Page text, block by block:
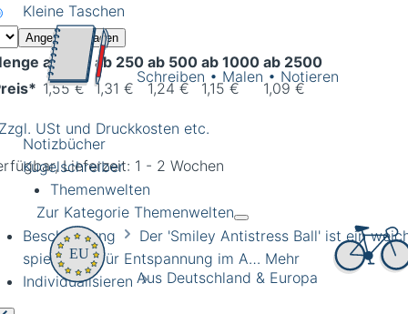
Kleine Taschen
Schreiben • Malen • Notieren
Notizbücher
Kugelschreiber
Themenwelten
Zur Kategorie Themenwelten
Aus Deutschland & Europa
Angebot anfragen
ab 100 ab 250 ab 500 ab 1000 ab 2500
1,55 € 1,31 € 1,24 € 1,15 € 1,09 €
USt und Druckkosten etc.
Lieferzeit: 1 - 2 Wochen
Beschreibung
Der 'Smiley Antistress Ball' ist ein
spielerisch für Entspannung im A… Mehr
Individualisieren